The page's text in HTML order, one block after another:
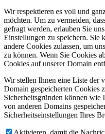
Wir respektieren es voll und
möchten. Um zu vermeiden,
gefragt werden, erlauben Sie
Einstellungen zu speichern. Sie
andere Cookies zulassen, um
zu können. Wenn Sie Cookies
Cookies auf unserer Domain
Wir stellen Ihnen eine Liste der
Domain gespeicherten Cookies
Sicherheitsgründen können wie
von anderen Domains
Sicherheitseinstellungen Ihres